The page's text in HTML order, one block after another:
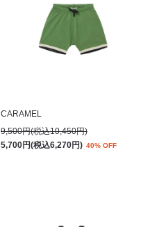
CARAMEL
9,500円(税込10,450円)
5,700円(税込6,270円) 40% OFF